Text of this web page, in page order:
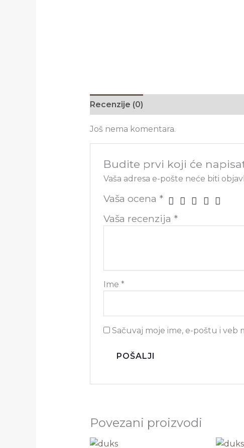
Recenzije (0)
Još nema komentara.
Budite prvi koji će
Vaša adresa e-pošte neće biti
Vaša ocena *
Vaša recenzija *
Ime*
Sačuvaj moje ime, e-poštu i
Povezani proizvodi